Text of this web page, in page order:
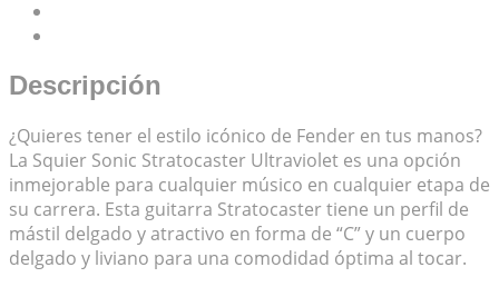
Descripción
¿Quieres tener el estilo icónico de Fender en tus manos?
La Squier Sonic Stratocaster Ultraviolet es una opción
inmejorable para cualquier músico en cualquier etapa de
su carrera. Esta guitarra Stratocaster tiene un perfil de
mástil delgado y atractivo en forma de “C” y un cuerpo
delgado y liviano para una comodidad óptima al tocar.